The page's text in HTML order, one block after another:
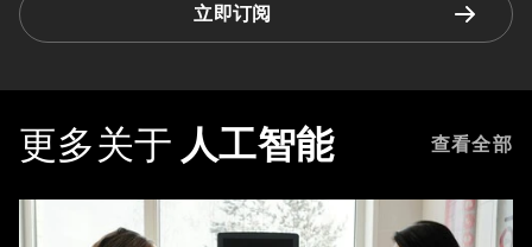
立即订阅
更多关于 人工智能 查看全部